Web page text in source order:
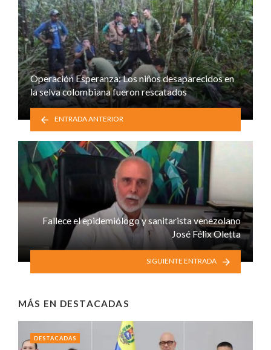
Operación Esperanza: Los niños desaparecidos en
la selva colombiana fueron rescatados
ENTRADA ANTERIOR
Fallece el epidemiólogo y sanitarista venezolano
José Félix Oletta
SIGUIENTE ENTRADA
MÁS EN DESTACADAS
DESTACADAS